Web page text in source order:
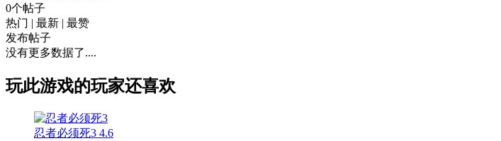
0个帖子
热门 | 最新 | 最赞
发布帖子
没有更多数据了....
玩此游戏的玩家还喜欢
忍者必须死3 4.6